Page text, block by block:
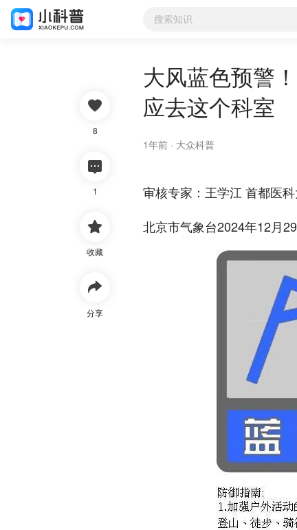

8

1

收藏

分享
大风蓝色预警
应去这个科室
1年前 · 大众科普
审核专家：王学江 首都医
北京市气象台2024年12月